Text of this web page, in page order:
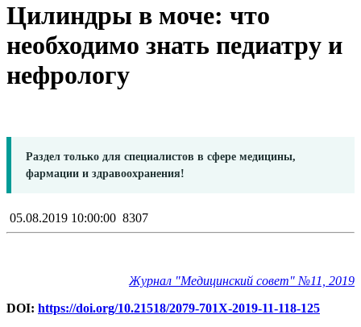
Цилиндры в моче: что
необходимо знать педиатру и
нефрологу
Раздел только для специалистов в сфере медицины,
фармации и здравоохранения!
05.08.2019 10:00:00 8307
Журнал "Медицинский совет" №11, 2019
DOI: https://doi.org/10.21518/2079-701X-2019-11-118-125